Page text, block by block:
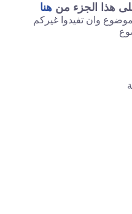
هذا الجزء من هنا
وان تفيدوا غيركم